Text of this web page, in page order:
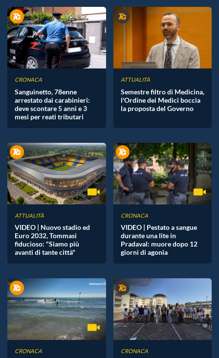
CRONACA
Sanguinetto, 78enne
arrestato dai carabinieri:
deve scontare 5 anni e 3
mesi per reati tributari
ATTUALITÀ
Semestre filtro di Medicina,
l'Ordine dei Medici boccia
la proposta del Governo
ATTUALITÀ
VIDEO | Nuovo stadio ed
Euro 2032, Tommasi
fiducioso: "Siamo più
avanti di tante città"
CRONACA
VIDEO | Pestato a sangue
durante una lite in
Pradaval: muore dopo 12
giorni di agonia
CRONACA CRONACA